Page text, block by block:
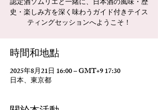
認定酒ソムリエと一緒に、日本酒の風味・歴
史・楽しみ方を深く味わうガイド付きテイス
ティングセッションへようこそ！
時間和地點
2025年8月21日 16:00 – GMT+9 17:30
日本、東京都